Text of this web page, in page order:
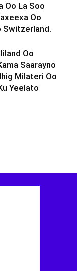
Oo La Soo
Oo
Switzerland.
Oo
Saarayno
Milateri Oo
Yeelato